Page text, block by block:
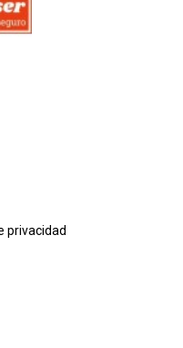
privacidad